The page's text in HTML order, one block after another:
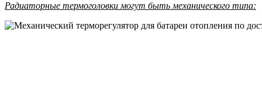
Радиаторные термоголовки могут быть механического типа: